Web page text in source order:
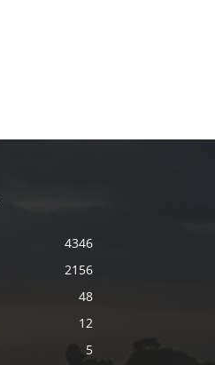
4346
2156
48
12
5